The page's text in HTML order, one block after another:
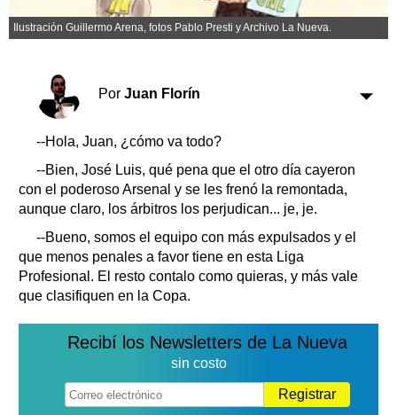
El tiempo
Cartón Lleno
Clasificados
Horóscopo
Suplementos
Servicios
Farmacias
Transportes
Datos Útiles
Fúnebres
Edictos
Ilustración Guillermo Arena, fotos Pablo Presti y Archivo La Nueva.
Por Juan Florín
--Hola, Juan, ¿cómo va todo?
--Bien, José Luis, qué pena que el otro día cayeron
con el poderoso Arsenal y se les frenó la remontada,
aunque claro, los árbitros los perjudican... je, je.
--Bueno, somos el equipo con más expulsados y el
que menos penales a favor tiene en esta Liga
Profesional. El resto contalo como quieras, y más vale
que clasifiquen en la Copa.
Recibí los Newsletters de La Nueva
sin costo
Registrar